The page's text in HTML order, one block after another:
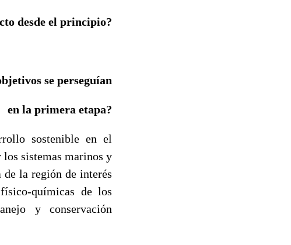
desde el principio?
se perseguían
en la primera etapa?
sostenible en el
los sistemas marinos y
la región de interés
químicas de los
y conservación